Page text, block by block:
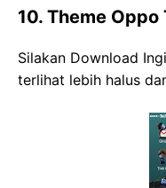
10. Theme
Silakan Download
terlihat lebih halus